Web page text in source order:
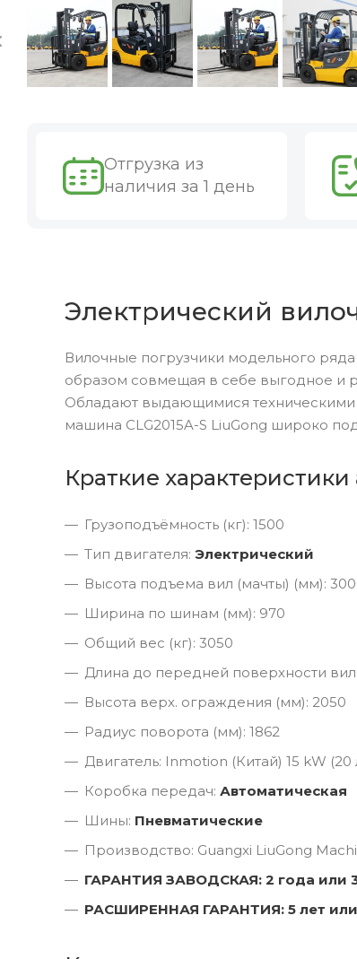
Отгрузка из
наличия за 1 день
Электрический
Вилочные погрузчики модельного
образом совмещая в себе выгодное и
Обладают выдающимися техническими
машина CLG2015A-S LiuGong широко
Краткие характеристики
Грузоподъёмность (кг): 1500
Тип двигателя: Электрический
Высота подъема вил (мачты) (мм):
Ширина по шинам (мм): 970
Общий вес (кг): 3050
Длина до передней поверхности
Высота верх. ограждения (мм): 2050
Радиус поворота (мм): 1862
Двигатель: Inmotion (Китай) 15 kW
Коробка передач: Автоматическая
Шины: Пневматические
Производство: Guangxi LiuGong
ГАРАНТИЯ ЗАВОДСКАЯ: 2 года или
РАСШИРЕННАЯ ГАРАНТИЯ: 5 лет